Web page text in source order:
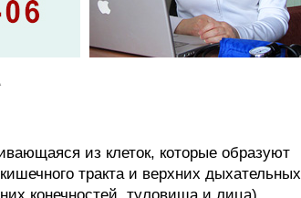
из клеток, которые образуют
тракта и верхних дыхательных